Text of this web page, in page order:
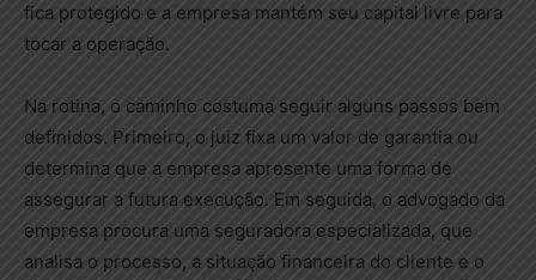
fica protegido e a empresa mantém seu capital livre para
tocar a operação.
Na rotina, o caminho costuma seguir alguns passos bem
definidos. Primeiro, o juiz fixa um valor de garantia ou
determina que a empresa apresente uma forma de
assegurar a futura execução. Em seguida, o advogado da
empresa procura uma seguradora especializada, que
analisa o processo, a situação financeira do cliente e o